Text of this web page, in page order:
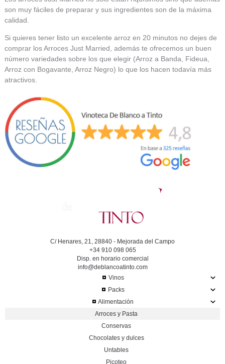
son muy fáciles de preparar y sus ingredientes son de la máxima
calidad.
Si quieres tener listo un excelente arroz en 20 minutos no dejes de
comprar los Arroces Just Married, además te ofrecemos un buen
número variedades sobre los que elegir (Arroz a Banda, Fideua,
Arroz con Bogavante, Arroz Negro) lo que los hacen todavía más
atractivos.
C/ Henares, 21, 28840 - Mejorada del Campo
+34 910 098 065
Disp. en horario comercial
info@deblancoatinto.com
Vinos
Packs
Alimentación
Arroces y Pasta
Conservas
Chocolates y dulces
Untables
Picoteo